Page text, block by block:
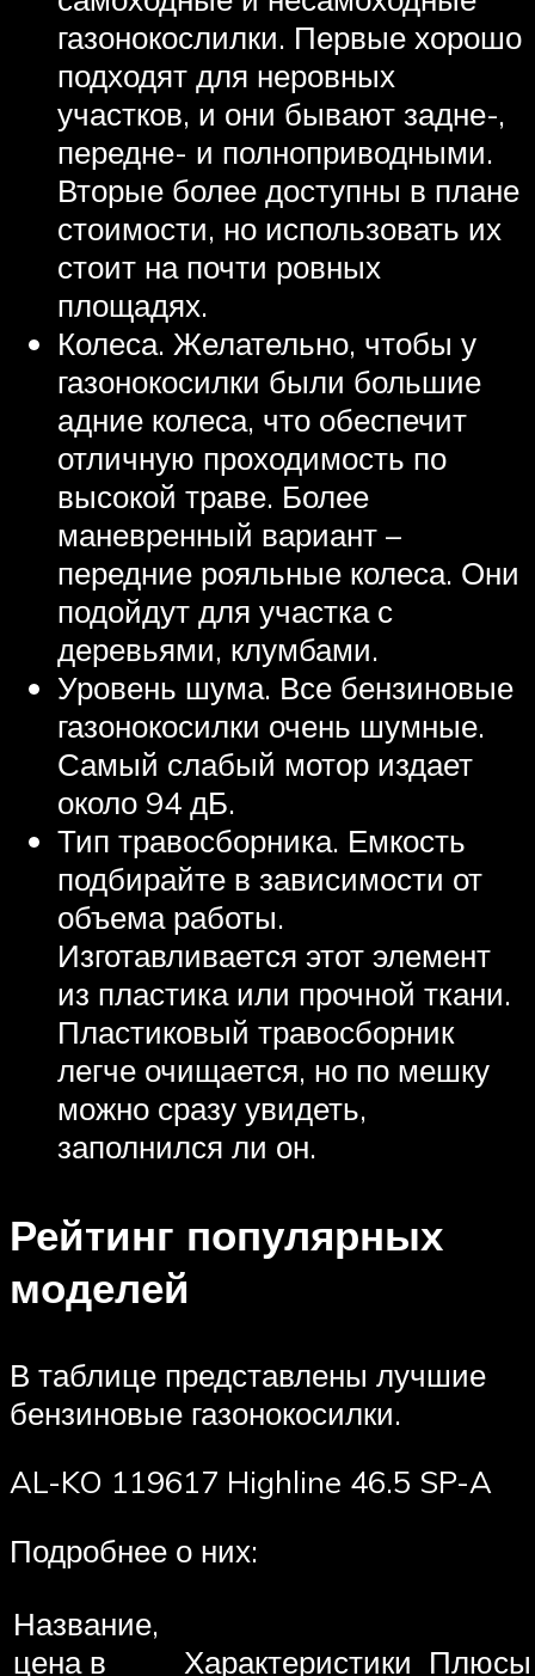
газонокослилки. Первые хорошо
подходят для неровных
участков, и они бывают задне-,
передне- и полноприводными.
Вторые более доступны в плане
стоимости, но использовать их
стоит на почти ровных
площадях.
Колеса. Желательно, чтобы у
газонокосилки были большие
адние колеса, что обеспечит
отличную проходимость по
высокой траве. Более
маневренный вариант –
передние рояльные колеса. Они
подойдут для участка с
деревьями, клумбами.
Уровень шума. Все бензиновые
газонокосилки очень шумные.
Самый слабый мотор издает
около 94 дБ.
Тип травосборника. Емкость
подбирайте в зависимости от
объема работы.
Изготавливается этот элемент
из пластика или прочной ткани.
Пластиковый травосборник
легче очищается, но по мешку
можно сразу увидеть,
заполнился ли он.
Рейтинг популярных
моделей
В таблице представлены лучшие
бензиновые газонокосилки.
AL-KO 119617 Highline 46.5 SP-A
Подробнее о них:
Название,
цена в
Характеристики Плюсы